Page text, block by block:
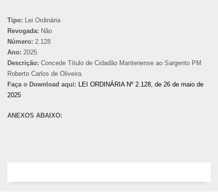
Tipo: Lei Ordinária
Revogada: Não
Número: 2.128
Ano: 2025
Descrição: Concede Título de Cidadão Mantenense ao Sargento PM
Roberto Carlos de Oliveira.
Faça o Download aqui: LEI ORDINÁRIA Nº 2.128, de 26 de maio de
2025
ANEXOS ABAIXO: